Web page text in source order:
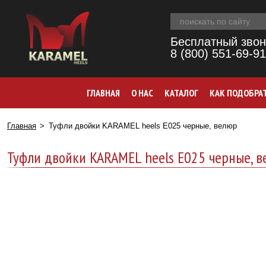
Бесплатный
8 (800) 551-69-91
ГЛАВНАЯ О НАС КАТАЛОГ КАК
Главная Туфли двойки KARAMEL heels Е025 черные, велюр
Туфли двойки KARAMEL heels Е025 черные,